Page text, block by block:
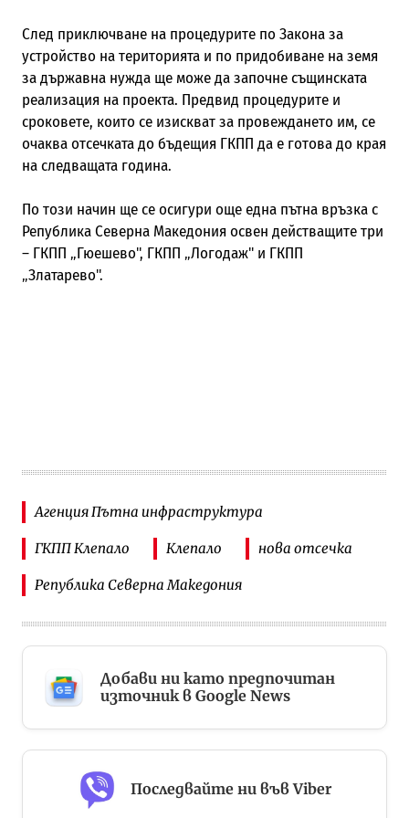
След приключване на процедурите по Закона за
устройство на територията и по придобиване на земя
за държавна нужда ще може да започне същинската
реализация на проекта. Предвид процедурите и
сроковете, които се изискват за провеждането им, се
очаква отсечката до бъдещия ГКПП да е готова до края
на следващата година.​
По този начин ще се осигури още една пътна връзка с
Република Северна Македония освен действащите три
– ГКПП „Гюешево", ГКПП „Логодаж" и ГКПП
„Златарево".
Агенция Пътна инфраструктура
ГКПП Клепало Клепало нова отсечка
Република Северна Македония
Добави ни като предпочитан
източник в Google News
Последвайте ни във Viber